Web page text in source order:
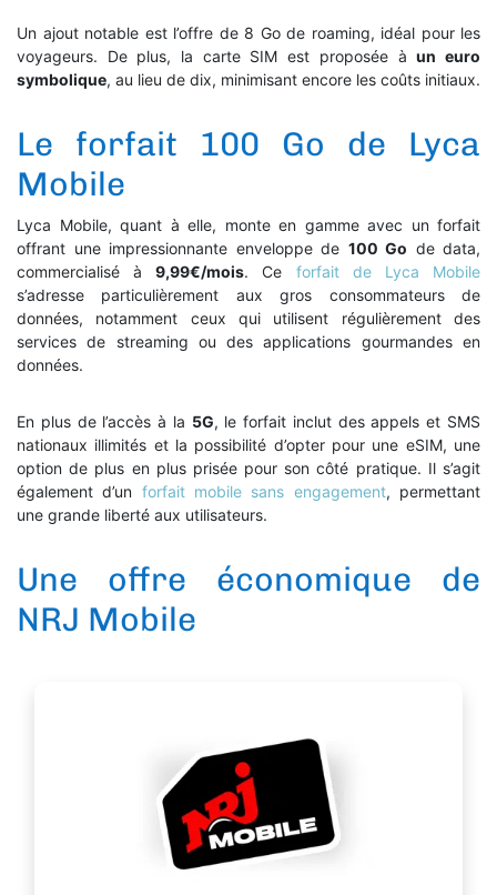
Un ajout notable est l’offre de 8 Go de roaming, idéal pour les
voyageurs. De plus, la carte SIM est proposée àun euro
symbolique, au lieu de dix, minimisant encore les coûts initiaux.
Le forfait 100 Go de Lyca
Mobile
Lyca Mobile, quant à elle, monte en gamme avec un forfait
offrant une impressionnante enveloppe de 100 Go de data,
commercialisé à9,99€/mois. Ce forfait de Lyca Mobile
s’adresse particulièrement aux gros consommateurs de
données, notamment ceux qui utilisent régulièrement des
services de streaming ou des applications gourmandes en
données.
En plus de l’accès à la 5G, le forfait inclut des appels et SMS
nationaux illimités et la possibilité d’opter pour une eSIM, une
option de plus en plus prisée pour son côté pratique. Il s’agit
également d’un forfait mobile sans engagement, permettant
une grande liberté aux utilisateurs.
Une offre économique de
NRJ Mobile